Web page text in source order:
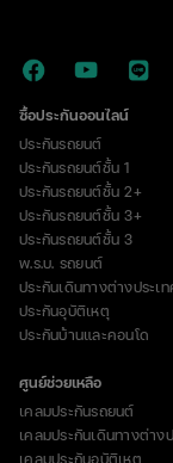
ซื้อประกันออนไลน์
ประกันรถยนต์
ประกันรถยนต์ชั้น 1
ประกันรถยนต์ชั้น 2+
ประกันรถยนต์ชั้น 3+
ประกันรถยนต์ชั้น 3
พ.ร.บ. รถยนต์
ประกันเดินทางต่างประเท
ประกันอุบัติเหตุ
ประกันบ้านและคอนโด
ศูนย์ช่วยเหลือ
เคลมประกันรถยนต์
เคลมประกันเดินทางต่าง
เคลมประกันอุบัติเหตุ